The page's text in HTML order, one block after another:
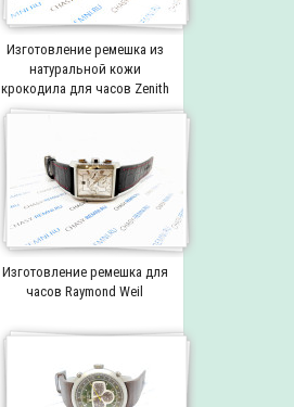
Изготовление ремешка из
натуральной кожи
крокодила для часов Zenith
Изготовление ремешка для
часов Raymond Weil